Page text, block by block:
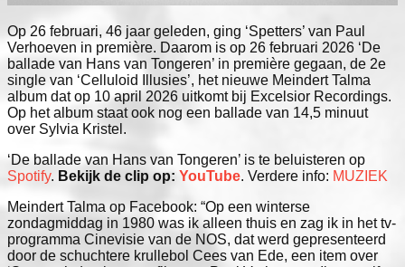
Op 26 februari, 46 jaar geleden, ging ‘Spetters’ van Paul
Verhoeven in première. Daarom is op 26 februari 2026 ‘De
ballade van Hans van Tongeren’ in première gegaan, de 2e
single van ‘Celluloid Illusies’, het nieuwe Meindert Talma
album dat op 10 april 2026 uitkomt bij Excelsior Recordings.
Op het album staat ook nog een ballade van 14,5 minuut
over Sylvia Kristel.
‘De ballade van Hans van Tongeren’ is te beluisteren op
Spotify. Bekijk de clip op: YouTube. Verdere info: MUZIEK
Meindert Talma op Facebook: “Op een winterse
zondagmiddag in 1980 was ik alleen thuis en zag ik in het tv-
programma Cinevisie van de NOS, dat werd gepresenteerd
door de schuchtere krullebol Cees van Ede, een item over